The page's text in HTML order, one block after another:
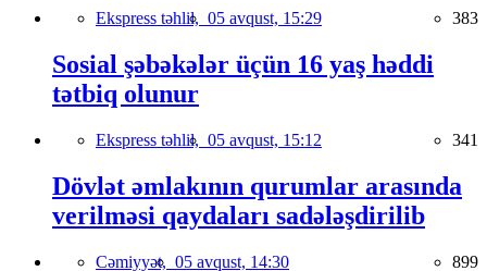
Ekspress təhlil, 05 avqust, 15:29 383
Sosial şəbəkələr üçün 16 yaş həddi
tətbiq olunur
Ekspress təhlil, 05 avqust, 15:12 341
Dövlət əmlakının qurumlar arasında
verilməsi qaydaları sadələşdirilib
Cəmiyyət, 05 avqust, 14:30 899